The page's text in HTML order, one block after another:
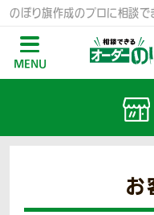
のぼり旗作成のプロに相談
MENU
お